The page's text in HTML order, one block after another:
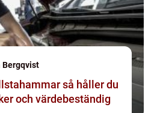
Bergqvist
så håller du
och värdebeständig